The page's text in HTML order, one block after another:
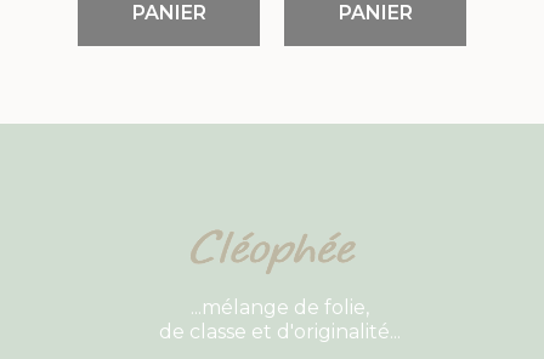
PANIER
PANIER
...mélange de folie,
de classe et d'originalité...